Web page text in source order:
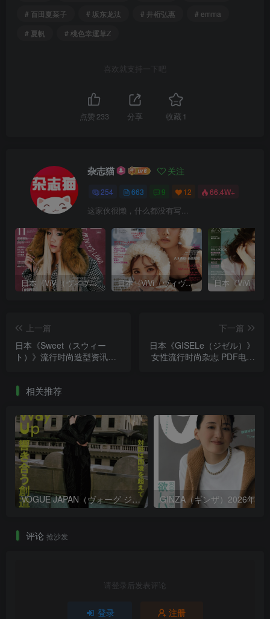
# 百田夏菜子
# 坂东龙汰 # 井桁弘惠
# emma
# 夏帆
# 桃色幸運草Z
喜欢就支持一下吧
点赞233 分享 收藏 1
杂志猫 关注
254 663 9 12 66.4W+
这家伙很懒，什么都没有写...
日本《ViVi（ヴィヴィ）》女性流行时尚杂志 PDF电子版【2025年·全年订阅】 日本《ViVi（ヴィヴィ）》女性流行时尚杂志 PDF电子版【2024年·全年订阅】
上一篇
日本《Sweet（スウィー
ト）》流行时尚造型资讯杂
下一篇
日本《GISELe（ジゼル）》
女性流行时尚杂志 PDF电子
相关推荐
VOGUE JAPAN（ヴォーグ ジャパン）2026年9月号 GINZA（ギンザ）2026年8
评论 抢沙发
请登录后发表评论
登录 注册